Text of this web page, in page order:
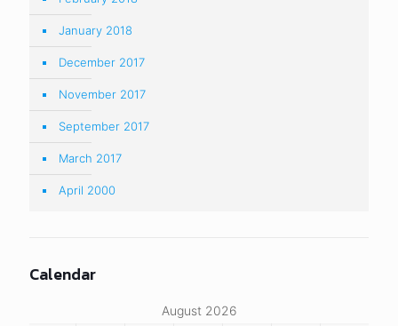
January 2018
December 2017
November 2017
September 2017
March 2017
April 2000
Calendar
August 2026